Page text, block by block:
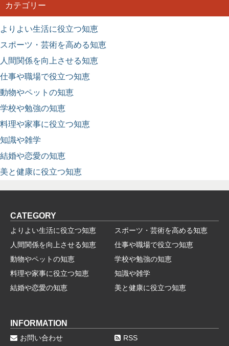
カテゴリー
よりよい生活に役立つ知恵
スポーツ・芸術を高める知恵
人間関係を向上させる知恵
仕事や職場で役立つ知恵
動物やペットの知恵
学校や勉強の知恵
料理や家事に役立つ知恵
知識や雑学
結婚や恋愛の知恵
美と健康に役立つ知恵
CATEGORY
よりよい生活に役立つ知恵
スポーツ・芸術を高める知恵
人間関係を向上させる知恵
仕事や職場で役立つ知恵
動物やペットの知恵
学校や勉強の知恵
料理や家事に役立つ知恵
知識や雑学
結婚や恋愛の知恵
美と健康に役立つ知恵
INFORMATION
お問い合わせ RSS